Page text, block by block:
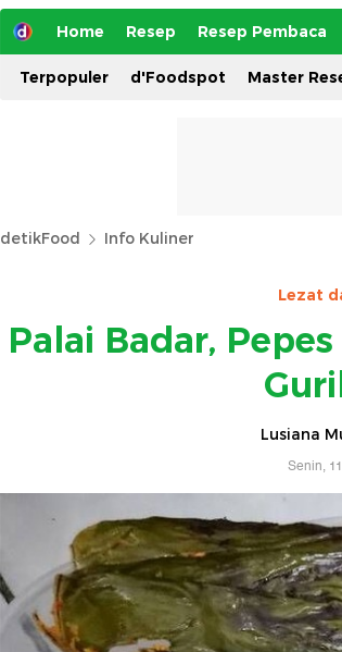
Home Resep Resep Pembaca
Terpopuler d'Foodspot Master
detikFood Info Kuliner
Lezat
Palai Badar,
Lusiana
Senin,